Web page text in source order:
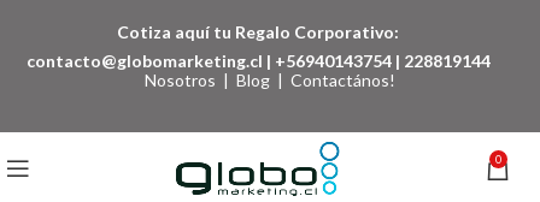
Cotiza aquí tu Regalo Corporativo:
contacto@globomarketing.cl | +56940143754 | 228819144
Nosotros | Blog | Contactános!
0